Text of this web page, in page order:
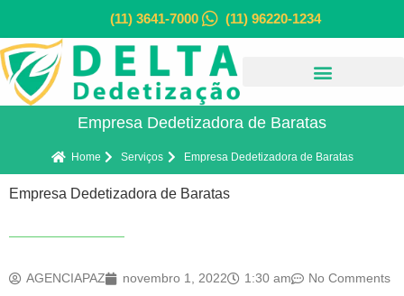
(11) 3641-7000 (11) 96220-1234
Empresa Dedetizadora de Baratas
Home Serviços Empresa Dedetizadora de Baratas
Empresa Dedetizadora de Baratas
AGENCIAPAZ novembro 1, 2022 1:30 am No Comments